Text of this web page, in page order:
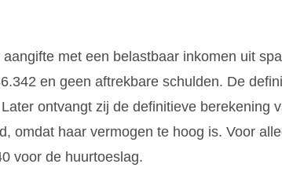
met een belastbaar inkomen uit
en geen aftrekbare schulden. De
ontvangt zij de definitieve berekening
omdat haar vermogen te hoog is. Voor
voor de huurtoeslag.